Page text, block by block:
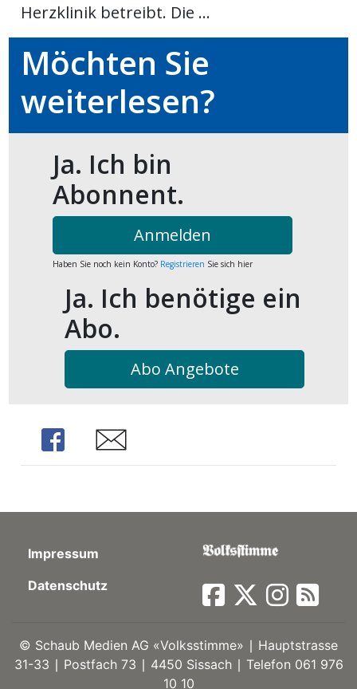
Fussball
Herzklinik betreibt. Die ...
Möchten Sie
weiterlesen?
Ja. Ich bin
Abonnent.
Anmelden
Haben Sie noch kein Konto? Registrieren Sie sich hier
Ja. Ich benötige ein
Abo.
Abo Angebote
Share Share
Impressum
Datenschutz
© Schaub Medien AG «Volksstimme» ∣ Hauptstrasse
31-33 ∣ Postfach 73 ∣ 4450 Sissach ∣ Telefon 061 976
10 10